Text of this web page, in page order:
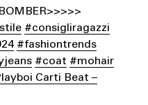
#consigliragazzi
#fashiontrends
#coat #mohair
Carti Beat –